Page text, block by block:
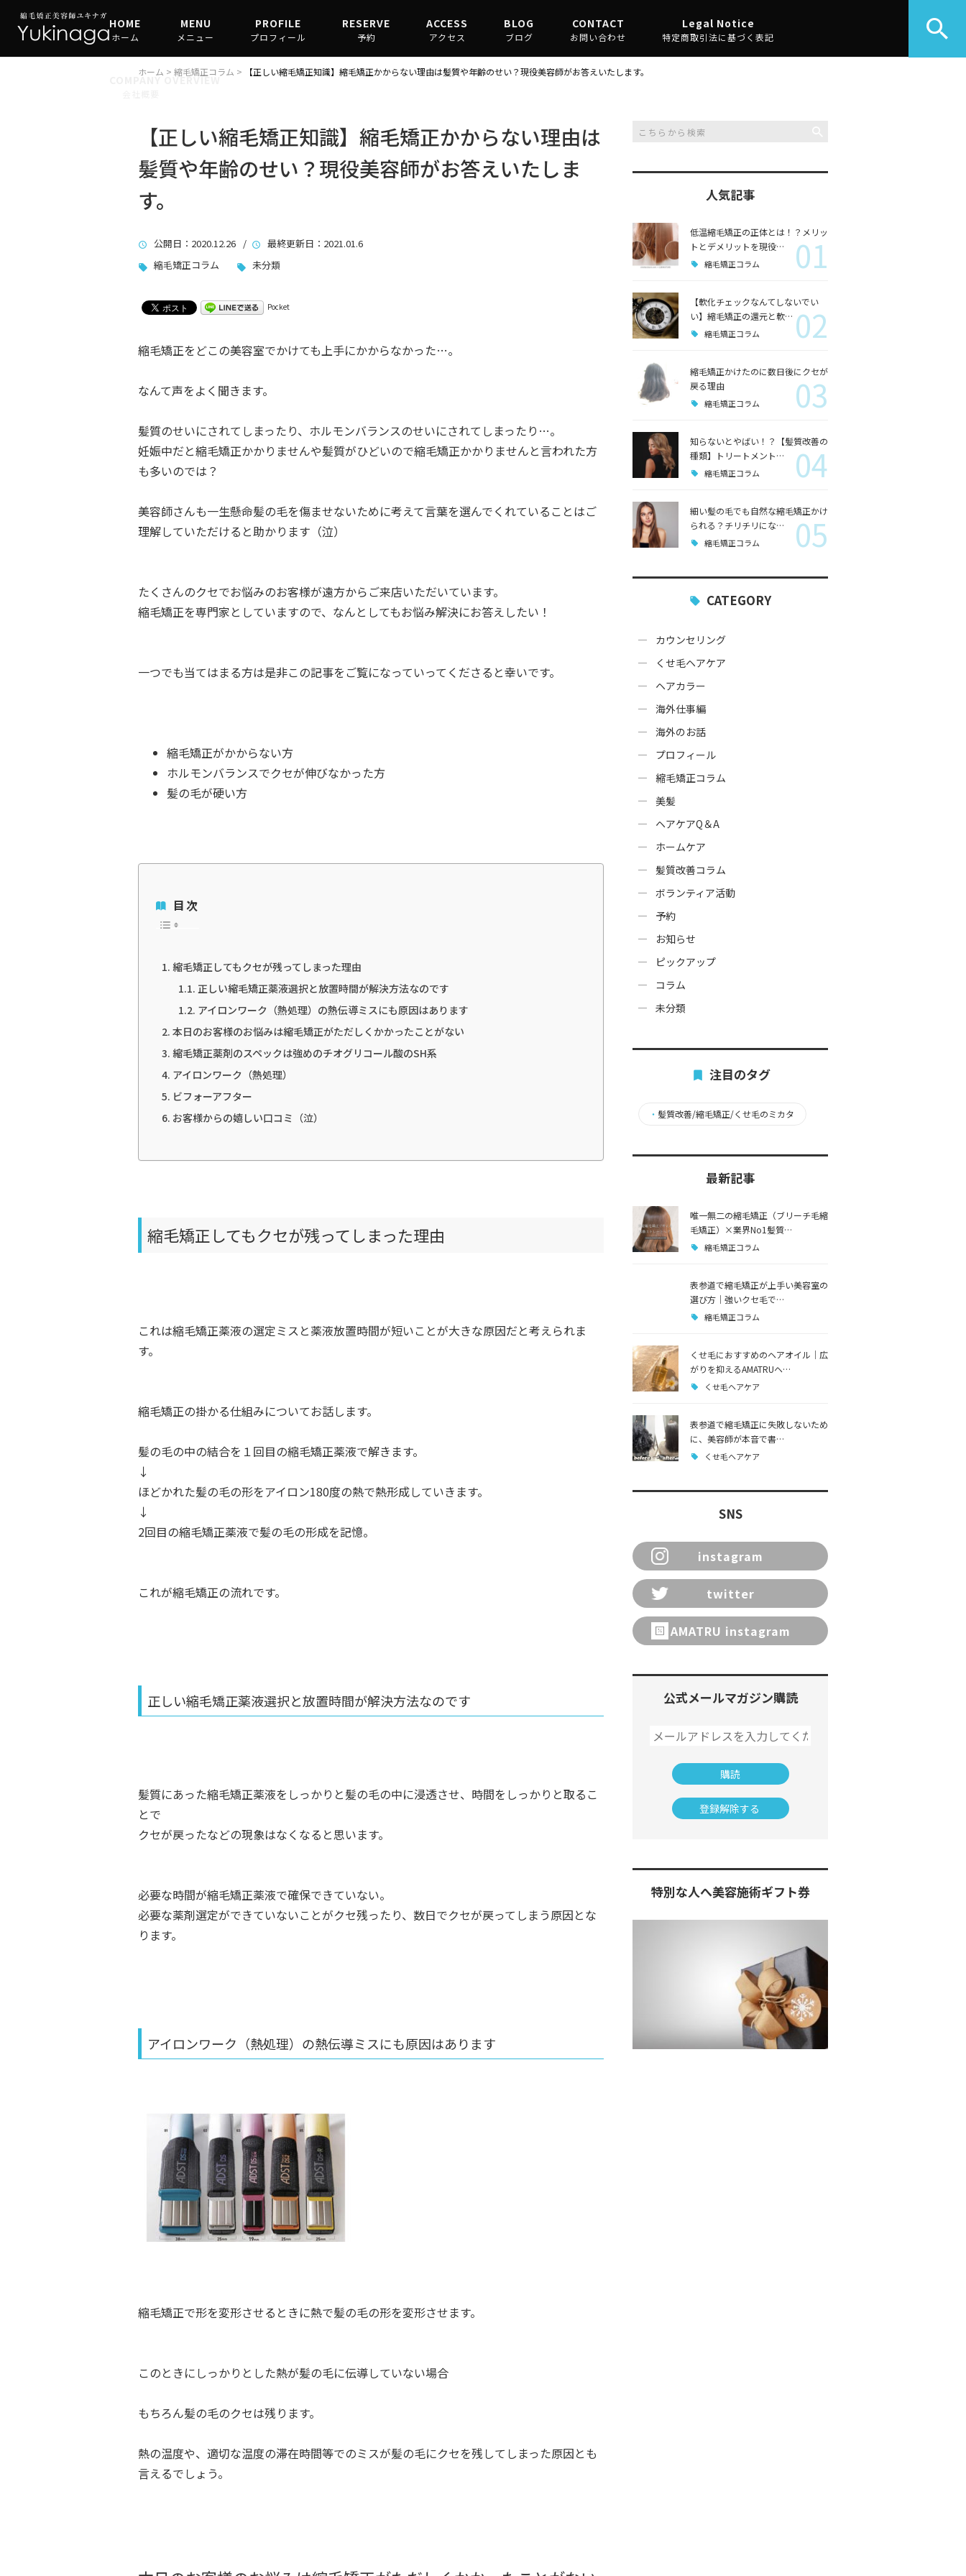
HOME
ホーム
MENU
メニュー
縮毛矯正
PROFILE
プロフィール
RESERVE
予約
ACCESS
アクセス
渋谷駅からお越しの場合
BLOG
ブログ
縮毛矯正コラム
CONTACT
お問い合わせ
Legal Notice
特定商取引法に基づく表記
COMPANY OVERVIEW
ホーム > 縮毛矯正コラム > 【正しい縮毛矯正知識】縮毛矯正かからない理由は髪質や年齢のせい？現役美容師がお答えいたします。
【正しい縮毛矯正知識】縮毛矯正かからない理由は
髪質や年齢のせい？現役美容師がお答えいたしま
す。
公開日 ：2020.12.26 / 最終更新日 ：2021.01.6
縮毛矯正コラム
未分類
Pocket
縮毛矯正をどこの美容室でかけても上手にかからなかった…。
なんて声をよく聞きます。
髪質のせいにされてしまったり、ホルモンバランスのせいにされてしまったり…。
妊娠中だと縮毛矯正かかりませんや髪質がひどいので縮毛矯正かかりませんと言われた方
も多いのでは？
美容師さんも一生懸命髪の毛を傷ませないために考えて言葉を選んでくれていることはご
理解していただけると助かります（泣）
たくさんのクセでお悩みのお客様が遠方からご来店いただいています。
縮毛矯正を専門家としていますので、なんとしてもお悩み解決にお答えしたい！
一つでも当てはまる方は是非この記事をご覧になっていってくださると幸いです。
縮毛矯正がかからない方
ホルモンバランスでクセが伸びなかった方
髪の毛が硬い方
目次
縮毛矯正してもクセが残ってしまった理由
正しい縮毛矯正薬液選択と放置時間が解決方法なのです
アイロンワーク（熱処理）の熱伝導ミスにも原因はあります
本日のお客様のお悩みは縮毛矯正がただしくかかったことがない
縮毛矯正薬剤のスペックは強めのチオグリコール酸のSH系
アイロンワーク（熱処理）
ビフォーアフター
お客様からの嬉しい口コミ（泣）
縮毛矯正してもクセが残ってしまった理由
これは縮毛矯正薬液の選定ミスと薬液放置時間が短いことが大きな原因だと考えられま
す。
縮毛矯正の掛かる仕組みについてお話します。
髪の毛の中の結合を１回目の縮毛矯正薬液で解きます。
↓
ほどかれた髪の毛の形をアイロン180度の熱で熱形成していきます。
↓
2回目の縮毛矯正薬液で髪の毛の形成を記憶。
これが縮毛矯正の流れです。
正しい縮毛矯正薬液選択と放置時間が解決方法なのです
髪質にあった縮毛矯正薬液をしっかりと髪の毛の中に浸透させ、時間をしっかりと取るこ
とで
クセが戻ったなどの現象はなくなると思います。
必要な時間が縮毛矯正薬液で確保できていない。
必要な薬剤選定ができていないことがクセ残ったり、数日でクセが戻ってしまう原因とな
ります。
アイロンワーク（熱処理）の熱伝導ミスにも原因はあります
縮毛矯正で形を変形させるときに熱で髪の毛の形を変形させます。
このときにしっかりとした熱が髪の毛に伝導していない場合
もちろん髪の毛のクセは残ります。
熱の温度や、適切な温度の滞在時間等でのミスが髪の毛にクセを残してしまった原因とも
言えるでしょう。
人気記事
低温縮毛矯正の正体とは！？メリッ
トとデメリットを現役…
縮毛矯正コラム 01
【軟化チェックなんてしないでい
い】縮毛矯正の還元と軟…
縮毛矯正コラム 02
縮毛矯正かけたのに数日後にクセが
戻る理由
縮毛矯正コラム 03
知らないとやばい！？【髪質改善の
種類】トリートメント…
縮毛矯正コラム 04
細い髪の毛でも自然な縮毛矯正かけ
られる？チリチリにな…
縮毛矯正コラム 05
CATEGORY
カウンセリング
くせ毛ヘアケア
ヘアカラー
海外仕事編
海外のお話
プロフィール
縮毛矯正コラム
美髪
ヘアケアQ＆A
ホームケア
髪質改善コラム
ボランティア活動
予約
お知らせ
ピックアップ
コラム
未分類
注目のタグ
・ 髪質改善/縮毛矯正/くせ毛のミカタ
最新記事
唯一無二の縮毛矯正（ブリーチ毛縮
毛矯正）×業界No1髪質…
縮毛矯正コラム
表参道で縮毛矯正が上手い美容室の
選び方｜強いクセ毛で…
縮毛矯正コラム
くせ毛におすすめのヘアオイル｜広
がりを抑えるAMATRUヘ…
くせ毛ヘアケア
表参道で縮毛矯正に失敗しないため
に、美容師が本音で書…
くせ毛ヘアケア
SNS
instagram
twitter
AMATRU instagram
公式メールマガジン購読
特別な人へ美容施術ギフト券